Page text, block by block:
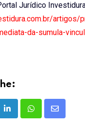
Jurídico
artigos/
da-sumula-
LinkedInWhatsappShare